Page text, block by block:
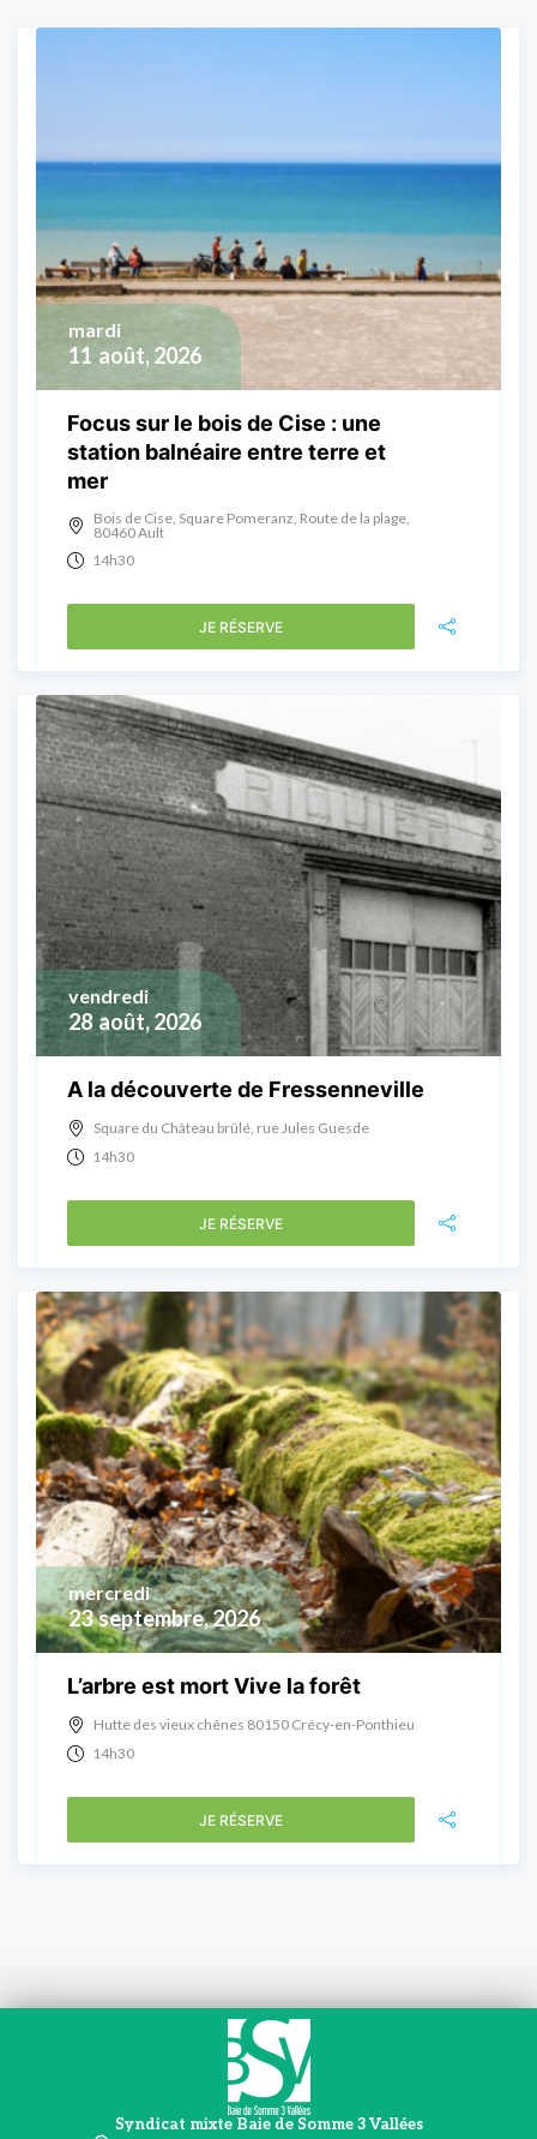
11 août, 2026
mardi
Focus sur le bois de Cise : une
station balnéaire entre terre et
mer
Bois de Cise, Square Pomeranz, Route de la plage,
80460 Ault
14h30
JE RÉSERVE
28 août, 2026
vendredi
A la découverte de Fressenneville
Square du Château brûlé, rue Jules Guesde
14h30
JE RÉSERVE
23 septembre, 2026
mercredi
L’arbre est mort Vive la forêt
Hutte des vieux chênes 80150 Crécy-en-Ponthieu
14h30
JE RÉSERVE
Syndicat mixte Baie de Somme 3 Vallées